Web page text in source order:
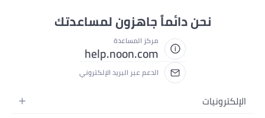
نحن دائماً جاهزون لمساعدتك
مركز المساعدة
help.noon.com
الدعم عبر البريد الإلكتروني
الإلكترونيات